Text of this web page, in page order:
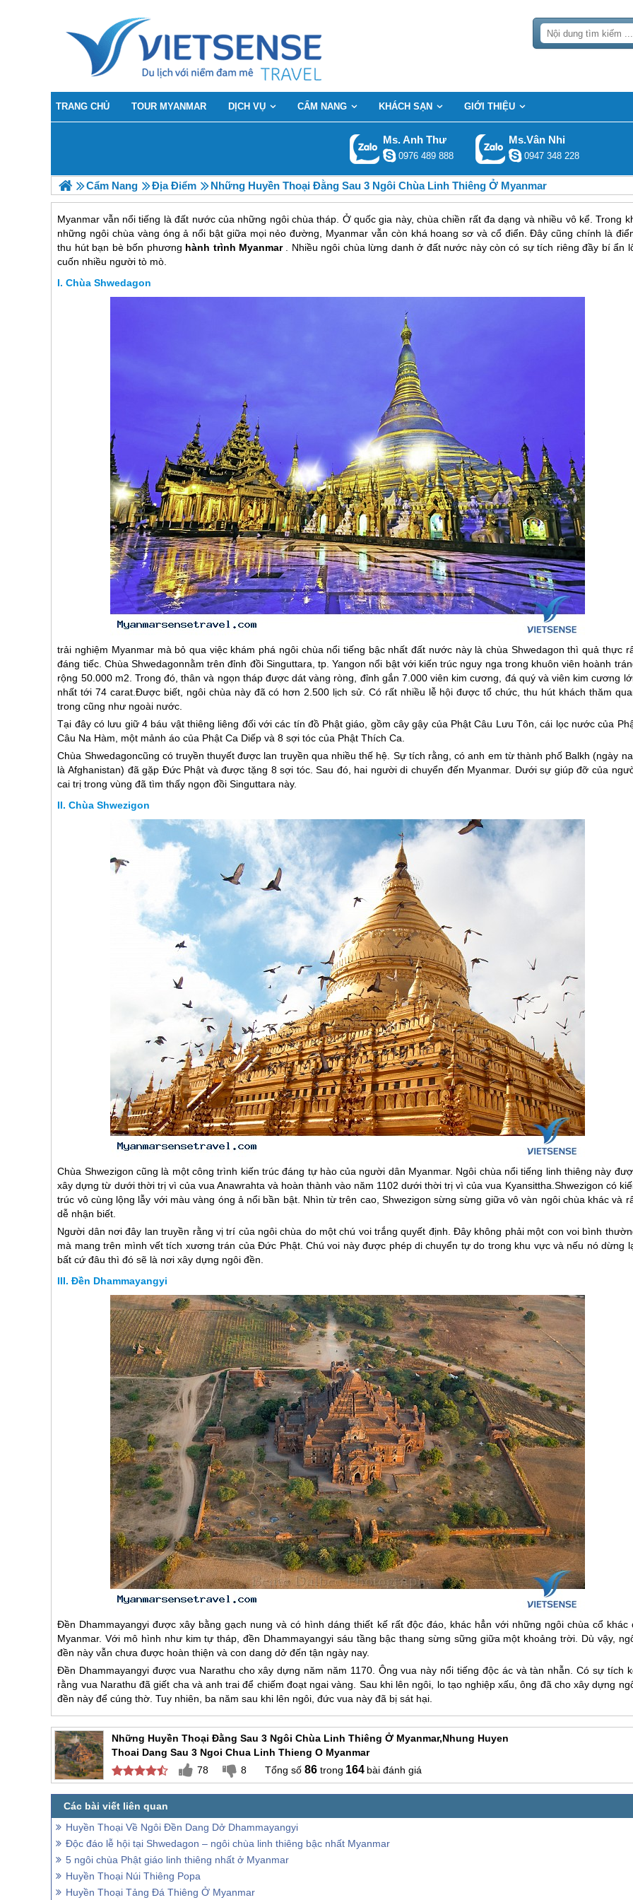
TRANG CHỦ TOUR MYANMAR DỊCH VỤ CẨM NANG KHÁCH SẠN GIỚI THIỆU
Ms. Anh Thư
0976 489 888
Ms.Vân Nhi
0947 348 228
Cẩm Nang Địa Điểm Những Huyền Thoại Đằng Sau 3 Ngôi Chùa Linh Thiêng Ở Myanmar
Myanmar vẫn nổi tiếng là đất nước của những ngôi chùa tháp. Ở quốc gia này, chùa chiền rất đa dạng và nhiều vô kể. Trong
những ngôi chùa vàng óng ả nổi bật giữa mọi nẻo đường, Myanmar vẫn còn khá hoang sơ và cổ điển. Đây cũng chính là
thu hút bạn bè bốn phương hành trình Myanmar. Nhiều ngôi chùa lừng danh ở đất nước này còn có sự tích riêng đầy bí ẩn
cuốn nhiều người tò mò.
Chùa Shwedagon
trải nghiệm Myanmarmà bỏ qua việc khám phá ngôi chùa nổi tiếng bậc nhất đất nước này là chùa Shwedagon thì quả thực
đáng tiếc. Chùa Shwedagonnằm trên đỉnh đồi Singuttara, tp. Yangon nổi bật với kiến trúc nguy nga trong khuôn viên hoành
rộng 50.000 m2. Trong đó, thân và ngọn tháp được dát vàng ròng, đỉnh gắn 7.000 viên kim cương, đá quý và viên kim cương
nhất tới 74 carat.Được biết, ngôi chùa này đã có hơn 2.500 lịch sử. Có rất nhiều lễ hội được tổ chức, thu hút khách thăm
trong cũng như ngoài nước.
Tại đây có lưu giữ 4 báu vật thiêng liêng đối với các tín đồ Phật giáo, gồm cây gậy của Phật Câu Lưu Tôn, cái lọc nước của
Câu Na Hàm, một mảnh áo của Phật Ca Diếp và 8 sợi tóc của Phật Thích Ca.
Chùa Shwedagoncũng có truyền thuyết được lan truyền qua nhiều thế hệ. Sự tích rằng, có anh em từ thành phố Balkh (ngày
là Afghanistan) đã gặp Đức Phật và được tặng 8 sợi tóc. Sau đó, hai người di chuyển đến Myanmar. Dưới sự giúp đỡ của
cai trị trong vùng đã tìm thấy ngọn đồi Singuttara này.
Chùa Shwezigon
Chùa Shwezigon cũng là một công trình kiến trúc đáng tự hào của người dân Myanmar. Ngôi chùa nổi tiếng linh thiêng này
xây dựng từ dưới thời trị vì của vua Anawrahta và hoàn thành vào năm 1102 dưới thời trị vì của vua Kyansittha.Shwezigon có
trúc vô cùng lộng lẫy với màu vàng óng ả nổi bần bật. Nhìn từ trên cao, Shwezigon sừng sừng giữa vô vàn ngôi chùa khác và
dễ nhận biết.
Người dân nơi đây lan truyền rằng vị trí của ngôi chùa do một chú voi trắng quyết định. Đây không phải một con voi bình
mà mang trên mình vết tích xương trán của Đức Phật. Chú voi này được phép di chuyển tự do trong khu vực và nếu nó dừng
bất cứ đâu thì đó sẽ là nơi xây dựng ngôi đền.
Đền Dhammayangyi
Đền Dhammayangyi được xây bằng gạch nung và có hình dáng thiết kế rất độc đáo, khác hẳn với những ngôi chùa cổ khác
Myanmar. Với mô hình như kim tự tháp, đền Dhammayangyi sáu tầng bậc thang sừng sững giữa một khoảng trời. Dù vậy,
đền này vẫn chưa được hoàn thiện và con dang dở đến tận ngày nay.
Đền Dhammayangyi được vua Narathu cho xây dựng năm năm 1170. Ông vua này nổi tiếng độc ác và tàn nhẫn. Có sự tích
rằng vua Narathu đã giết cha và anh trai để chiếm đoạt ngai vàng. Sau khi lên ngôi, lo tạo nghiệp xấu, ông đã cho xây dựng
đền này để cúng thờ. Tuy nhiên, ba năm sau khi lên ngôi, đức vua này đã bị sát hại.
Những Huyền Thoại Đằng Sau 3 Ngôi Chùa Linh Thiêng Ở Myanmar,nhung Huyen
Thoai Dang Sau 3 Ngoi Chua Linh Thieng O Myanmar
78
8 86 164 bài đánh giá
Huyền Thoại Về Ngôi Đền Dang Dở Dhammayangyi
Độc đáo lễ hội tại Shwedagon – ngôi chùa linh thiêng bậc nhất Myanmar
5 ngôi chùa Phật giáo linh thiêng nhất ở Myanmar
Huyền Thoại Núi Thiêng Popa
Huyền Thoại Tảng Đá Thiêng Ở Myanmar